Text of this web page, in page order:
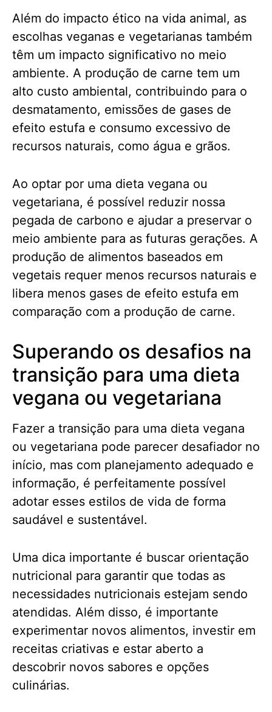
Além do impacto ético na vida animal, as
escolhas veganas e vegetarianas também
têm um impacto significativo no meio
ambiente. A produção de carne tem um
alto custo ambiental, contribuindo para o
desmatamento, emissões de gases de
efeito estufa e consumo excessivo de
recursos naturais, como água e grãos.
Ao optar por uma dieta vegana ou
vegetariana, é possível reduzir nossa
pegada de carbono e ajudar a preservar o
meio ambiente para as futuras gerações. A
produção de alimentos baseados em
vegetais requer menos recursos naturais e
libera menos gases de efeito estufa em
comparação com a produção de carne.
Superando os desafios na
transição para uma dieta
vegana ou vegetariana
Fazer a transição para uma dieta vegana
ou vegetariana pode parecer desafiador no
início, mas com planejamento adequado e
informação, é perfeitamente possível
adotar esses estilos de vida de forma
saudável e sustentável.
Uma dica importante é buscar orientação
nutricional para garantir que todas as
necessidades nutricionais estejam sendo
atendidas. Além disso, é importante
experimentar novos alimentos, investir em
receitas criativas e estar aberto a
descobrir novos sabores e opções
culinárias.